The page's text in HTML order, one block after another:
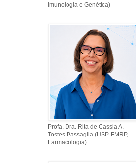
Imunologia e Genética)
Profa. Dra. Rita de Cassia A.
Tostes Passaglia (USP-FMRP,
Farmacologia)